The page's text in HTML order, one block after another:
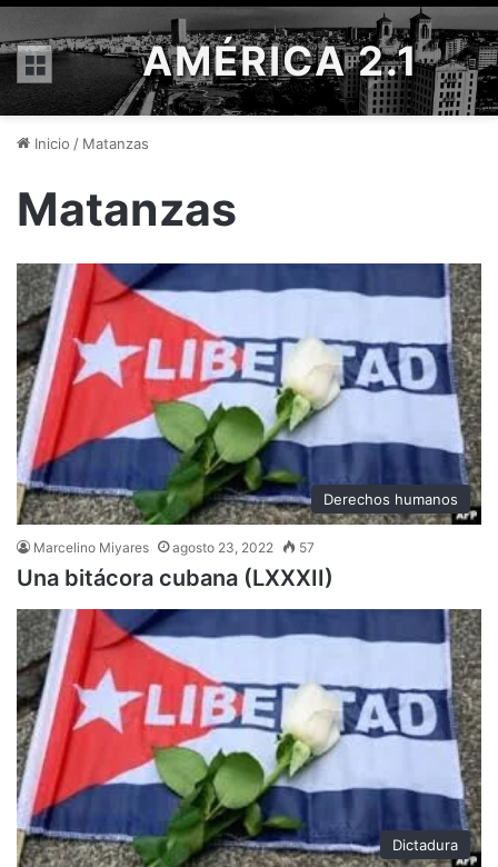
Menú AMÉRICA 2.1
Inicio / Matanzas
Matanzas
Derechos humanos
Marcelino Miyares agosto 23, 2022 57
Una bitácora cubana (LXXXII)
Dictadura